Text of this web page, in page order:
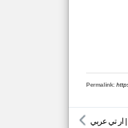
Permalink:
ار تي عربي |